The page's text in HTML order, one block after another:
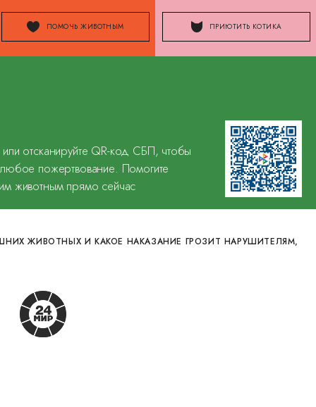
ПОМОЧЬ ЖИВОТНЫМ ПРИЮТИТЬ КОТИКА
отсканируйте QR-код СБП, чтобы
пожертвование. Помогите
животным прямо сейчас
ЖИВОТНЫХ И КАКОЕ НАКАЗАНИЕ ГРОЗИТ НАРУШИТЕЛЯМ,